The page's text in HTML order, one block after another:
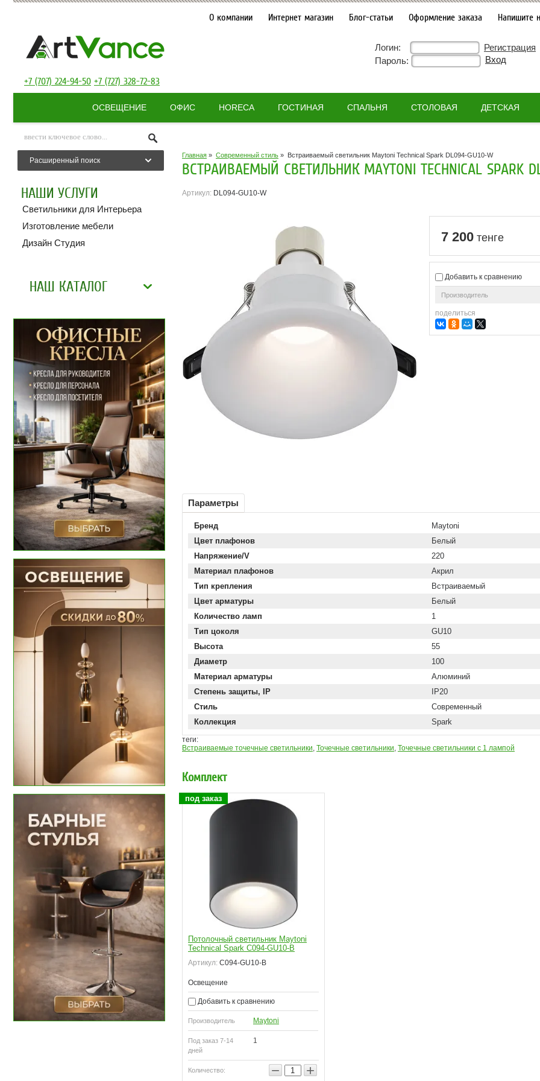
О компании Интернет магазин Блог-статьи Оформление заказа Напишите
Логин: Регистрация
Пароль:
+7 (707) 224-94-50 +7 (727) 328-72-83
ОСВЕЩЕНИЕ ОФИС HORECA ГОСТИНАЯ СПАЛЬНЯ СТОЛОВАЯ ДЕТСКАЯ
Расширенный поиск
НАШИ УСЛУГИ
Светильники для Интерьера
Изготовление мебели
Дизайн Студия
НАШ КАТАЛОГ
Главная » Современный стиль » Встраиваемый светильник Maytoni Technical Spark DL094-GU10-W
ВСТРАИВАЕМЫЙ СВЕТИЛЬНИК MAYTONI TECHNICAL SPARK
Артикул: DL094-GU10-W
7 200 тенге
Добавить к сравнению
Производитель
поделиться
Параметры
Бренд
Maytoni
Цвет плафонов
Белый
Напряжение/V
220
Материал плафонов
Акрил
Тип крепления
Встраиваемый
Цвет арматуры
Белый
Количество ламп
1
Тип цоколя
GU10
Высота
55
Диаметр
100
Материал арматуры
Алюминий
Степень защиты, IP
IP20
Стиль
Современный
Коллекция
Spark
теги:
Встраиваемые точечные светильники, Точечные светильники, Точечные светильники с 1 лампой
Комплект
под заказ
Потолочный светильник Maytoni
Technical Spark C094-GU10-B
Артикул: C094-GU10-B
Освещение
Добавить к сравнению
Производитель Maytoni
Под заказ 7-14
дней
1
Количество: − +